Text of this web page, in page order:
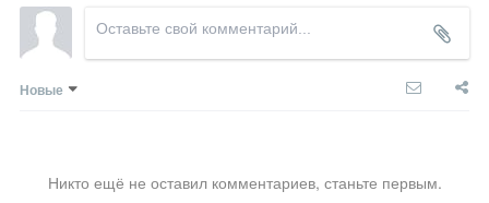
Новые
Никто ещё не оставил комментариев, станьте первым.